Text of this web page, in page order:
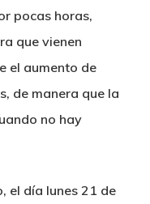
pocas horas,
que vienen
el aumento de
de manera que la
no hay
el día lunes 21 de